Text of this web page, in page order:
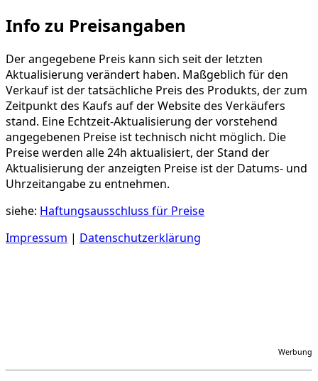
Info zu Preisangaben
Der angegebene Preis kann sich seit der letzten
Aktualisierung verändert haben. Maßgeblich für den
Verkauf ist der tatsächliche Preis des Produkts, der zum
Zeitpunkt des Kaufs auf der Website des Verkäufers
stand. Eine Echtzeit-Aktualisierung der vorstehend
angegebenen Preise ist technisch nicht möglich. Die
Preise werden alle 24h aktualisiert, der Stand der
Aktualisierung der anzeigten Preise ist der Datums- und
Uhrzeitangabe zu entnehmen.
siehe: Haftungsausschluss für Preise
Impressum | Datenschutzerklärung
Werbung